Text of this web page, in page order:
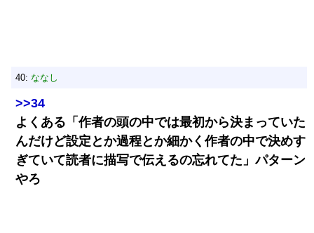
40: ななし
>>34
よくある「作者の頭の中では最初から決まっていた
んだけど設定とか過程とか細かく作者の中で決めす
ぎていて読者に描写で伝えるの忘れてた」パターン
やろ